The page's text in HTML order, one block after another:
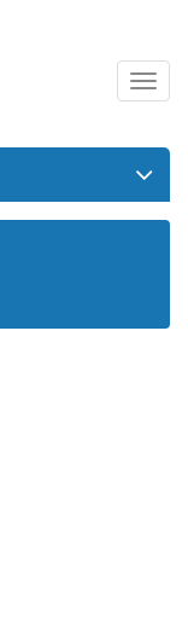
導
覽
關